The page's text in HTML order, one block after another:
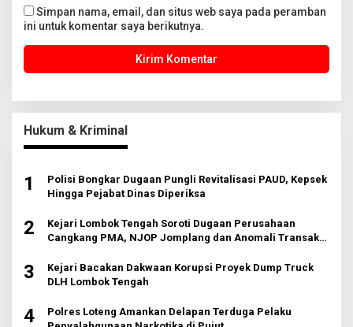
Simpan nama, email, dan situs web saya pada peramban
ini untuk komentar saya berikutnya.
Hukum & Kriminal
1
Polisi Bongkar Dugaan Pungli Revitalisasi PAUD, Kepsek
Hingga Pejabat Dinas Diperiksa
2
Kejari Lombok Tengah Soroti Dugaan Perusahaan
Cangkang PMA, NJOP Jomplang dan Anomali Transaksi
3
Kejari Bacakan Dakwaan Korupsi Proyek Dump Truck
DLH Lombok Tengah
4
Polres Loteng Amankan Delapan Terduga Pelaku